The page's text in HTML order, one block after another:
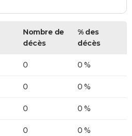
Nombre de
décès
% des
décès
0 0 %
0 0 %
0 0 %
0 0 %